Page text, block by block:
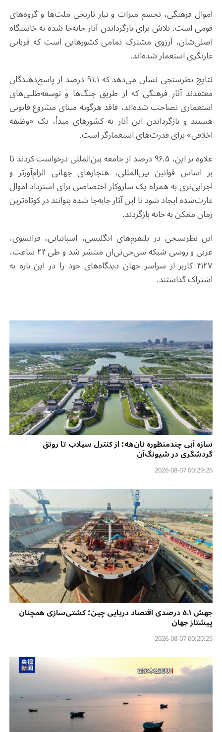
اموال فرهنگی، تجسم میراث و تبار تاریخی ملت‌ها و گروه‌های
قومی است. تلاش برای بازگرداندن آثار جابه‌جا شده به خاستگاه
اصلی‌شان، آرزوی مشترک تمامی کشورهایی است که قربانی
غارتگری استعمار شده‌اند.
نتایج نظرسنجی نشان می‌دهد که ۹۱.۱ درصد از پاسخ‌دهندگان
معتقدند آثار فرهنگی که از طریق جنگ‌ها و توسعه‌طلبی‌های
استعماری تصاحب شده‌اند، فاقد هرگونه مبنای مشروع قانونی
هستند و بازگرداندن این آثار به کشورهای مبدأ، یک «وظیفه
اخلاقی» برای قدرت‌های استعمارگر است.
علاوه بر این، ۹۶.۵ درصد از جامعه بین‌المللی درخواست کردند تا
بر اساس قوانین بین‌المللی، هنجارهای جهانی الزام‌آورتر و
اجرایی‌تری به همراه یک سازوکار اختصاصی برای استرداد اموال
غارت‌شده ایجاد شود تا این آثار جابه‌جا شده بتوانند در کوتاه‌ترین
زمان ممکن به خانه بازگردند.
این نظرسنجی در پلتفرم‌های انگلیسی، اسپانیایی، فرانسوی،
عربی و روسی شبکه سی‌جی‌تی‌ان منتشر شد و طی ۲۴ ساعت،
۴۱۲۷ کاربر از سراسر جهان دیدگاه‌های خود را در این باره به
اشتراک گذاشتند.
سازه آبی چندمنظوره نان‌هه؛ از کنترل سیلاب تا رونق
گردشگری در شیونگ‌آن
00:29:26 2026-08-07
جهش ۵.۱ درصدی اقتصاد دریایی چین؛ کشتی‌سازی همچنان
پیشتاز جهان
00:20:25 2026-08-07